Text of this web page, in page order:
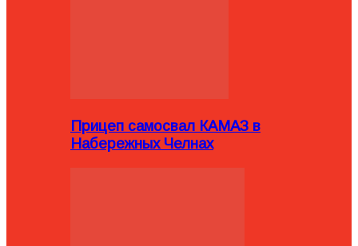
Прицеп самосвал КАМАЗ в
Набережных Челнах